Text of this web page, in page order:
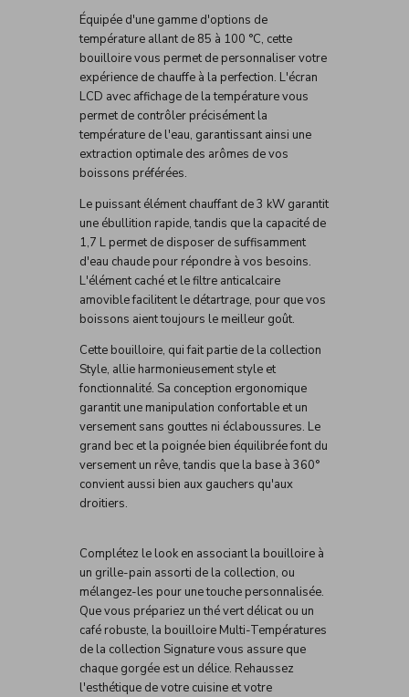
Équipée d'une gamme d'options de
température allant de 85 à 100 °C, cette
bouilloire vous permet de personnaliser votre
expérience de chauffe à la perfection. L'écran
LCD avec affichage de la température vous
permet de contrôler précisément la
température de l'eau, garantissant ainsi une
extraction optimale des arômes de vos
boissons préférées.
Le puissant élément chauffant de 3 kW garantit
une ébullition rapide, tandis que la capacité de
1,7 L permet de disposer de suffisamment
d'eau chaude pour répondre à vos besoins.
L'élément caché et le filtre anticalcaire
amovible facilitent le détartrage, pour que vos
boissons aient toujours le meilleur goût.
Cette bouilloire, qui fait partie de la collection
Style, allie harmonieusement style et
fonctionnalité. Sa conception ergonomique
garantit une manipulation confortable et un
versement sans gouttes ni éclaboussures. Le
grand bec et la poignée bien équilibrée font du
versement un rêve, tandis que la base à 360°
convient aussi bien aux gauchers qu'aux
droitiers.
Complétez le look en associant la bouilloire à
un grille-pain assorti de la collection, ou
mélangez-les pour une touche personnalisée.
Que vous prépariez un thé vert délicat ou un
café robuste, la bouilloire Multi-Températures
de la collection Signature vous assure que
chaque gorgée est un délice. Rehaussez
l'esthétique de votre cuisine et votre